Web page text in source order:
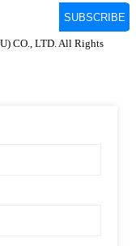
CO., LTD. All Rights